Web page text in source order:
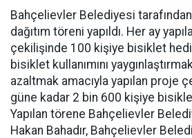
Bahçelievler Belediyesi
dağıtım töreni yapıldı. Her ay
çekilişinde 100 kişiye bisiklet
bisiklet kullanımını
azaltmak amacıyla yapılan proje
güne kadar 2 bin 600 kişiye bisiklet
Yapılan törene Bahçelievler
Hakan Bahadır, Bahçelievler